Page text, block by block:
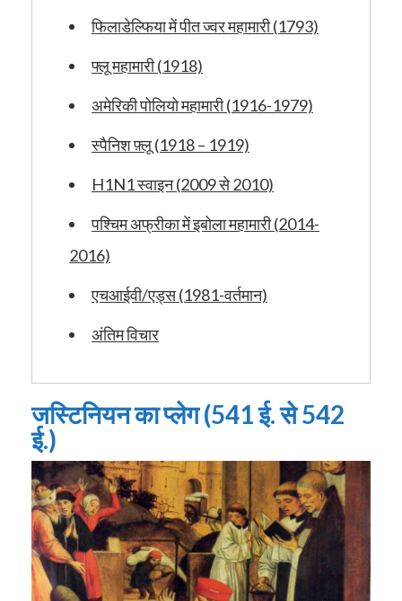
फिलाडेल्फिया में पीत ज्वर महामारी (1793)
फ्लू महामारी (1918)
अमेरिकी पोलियो महामारी (1916-1979)
स्पैनिश फ़्लू (1918 – 1919)
H1N1 स्वाइन (2009 से 2010)
पश्चिम अफ्रीका में इबोला महामारी (2014-
2016)
एचआईवी/एड्स (1981-वर्तमान)
अंतिम विचार
जस्टिनियन का प्लेग (541 ई. से 542
ई.)